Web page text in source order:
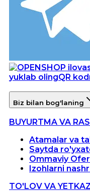
yuklab olingQR
Biz bilan bog'laning
BUYURTMA VA
Atamalar va
Saytda
Ommaviy
Izohlarni
TO'LOV VA